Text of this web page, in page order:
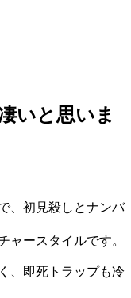
いと思いま
、初見殺しとナンバ
ャースタイルです。
、即死トラップも冷